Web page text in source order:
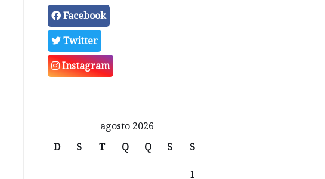
Facebook
Twitter
Instagram
agosto 2026
D
S T Q Q S S
1